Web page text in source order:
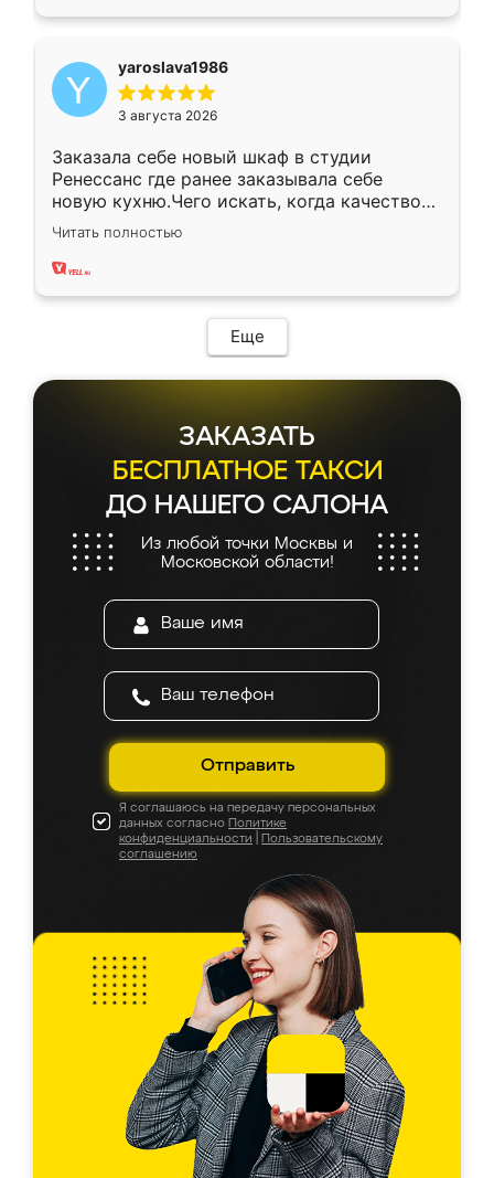
yaroslava1986
3 августа 2026
Заказала себе новый шкаф в студии
Ренессанс где ранее заказывала себе
новую кухню.Чего искать, когда качеством
вполне довольна. Служит кухня уже почти
два года, нареканий нет.
Читать полностью
Еще
ЗАКАЗАТЬ
БЕСПЛАТНОЕ ТАКСИ
ДО НАШЕГО САЛОНА
Из любой точки Москвы и
Московской области!
Отправить
Я соглашаюсь на передачу персональных
данных согласно Политике
конфиденциальности
Пользовательскому
соглашению